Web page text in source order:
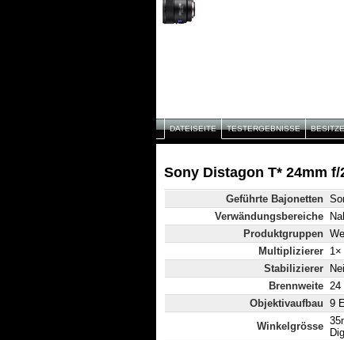
DATEISEITE TESTERGEBNISSE
Sony Distagon T* 24mm
Geführte Bajonetten
Verwändungsbereiche
Produktgruppen
Multiplizierer 1×
Stabilizierer
Brennweite 24
Objektivaufbau 9
Winkelgrösse